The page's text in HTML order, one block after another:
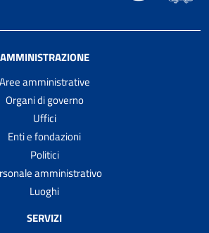
AMMINISTRAZIONE
Aree amministrative
Organi di governo
Uffici
Enti e fondazioni
Politici
amministrativo
Luoghi
SERVIZI